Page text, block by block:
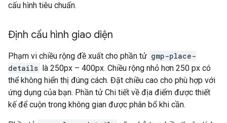
cấu hình tiêu chuẩn.
Định cấu hình giao diện
Phạm vi chiều rộng đề xuất cho phần tử gmp-place-
details
là 250px – 400px. Chiều rộng nhỏ hơn 250 px có
thể không hiển thị đúng cách. Đặt chiều cao cho phù hợp với
ứng dụng của bạn. Phần tử Chi tiết về địa điểm được thiết
kế để cuộn trong không gian được phân bổ khi cần.